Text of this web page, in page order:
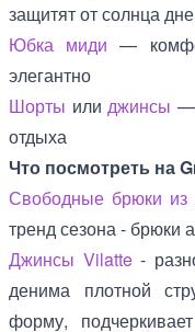
защитят от солнца
Юбка миди —
элегантно
Шорты или джинсы —
отдыха
Что посмотреть на
Свободные брюки из
тренд сезона - брюки
Джинсы Vilatte-
денима плотной
форму,